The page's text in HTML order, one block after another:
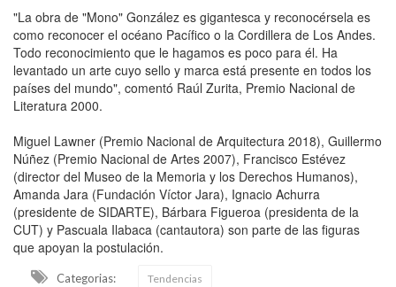
"La obra de "Mono" González es gigantesca y reconocérsela es
como reconocer el océano Pacífico o la Cordillera de Los Andes.
Todo reconocimiento que le hagamos es poco para él. Ha
levantado un arte cuyo sello y marca está presente en todos los
países del mundo", comentó Raúl Zurita, Premio Nacional de
Literatura 2000.
Miguel Lawner (Premio Nacional de Arquitectura 2018), Guillermo
Núñez (Premio Nacional de Artes 2007), Francisco Estévez
(director del Museo de la Memoria y los Derechos Humanos),
Amanda Jara (Fundación Víctor Jara), Ignacio Achurra
(presidente de SIDARTE), Bárbara Figueroa (presidenta de la
CUT) y Pascuala Ilabaca (cantautora) son parte de las figuras
que apoyan la postulación.
Categorias: Tendencias